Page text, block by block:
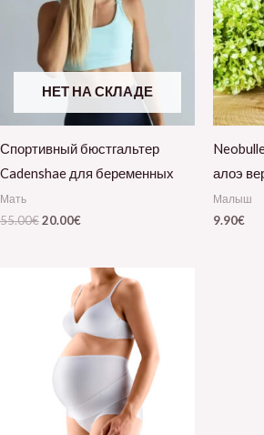
НЕТ НА СКЛАДЕ
Спортивный бюстгальтер
Cadenshae для беременных
Мать
55.00€20.00€
алоэ
Малыш
9.90€